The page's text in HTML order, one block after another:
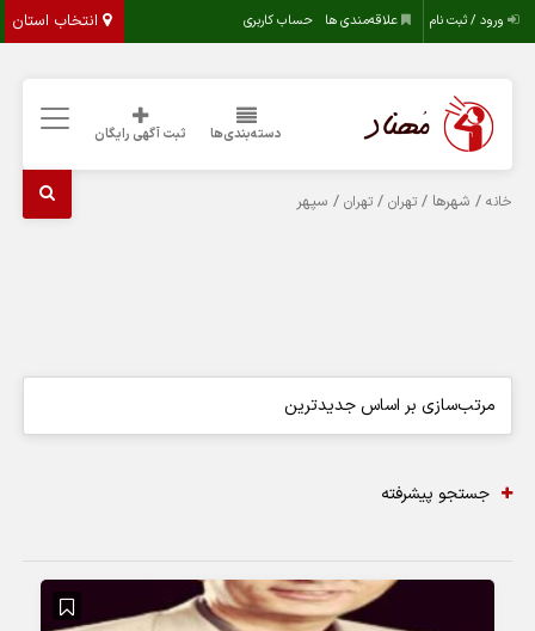
انتخاب استان ورود / ثبت نام علاقه‌مندی ها حساب کاربری
دسته‌بندی‌ها ثبت آگهی رایگان
خانه / شهرها /تهران /تهران / سپهر
جستجو پیشرفته